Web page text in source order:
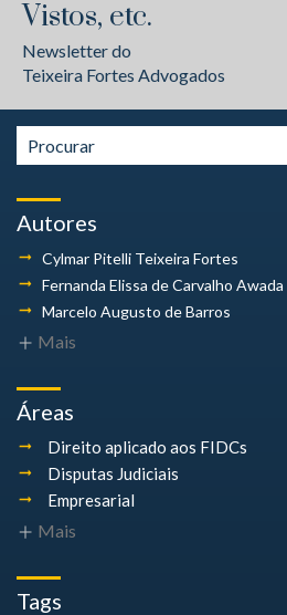
Vistos, etc.
Newsletter do
Teixeira Fortes Advogados
Autores
Cylmar Pitelli Teixeira Fortes
Fernanda Elissa de Carvalho Awada
Marcelo Augusto de Barros
Mais
Áreas
Direito aplicado aos FIDCs
Disputas Judiciais
Empresarial
Mais
Tags